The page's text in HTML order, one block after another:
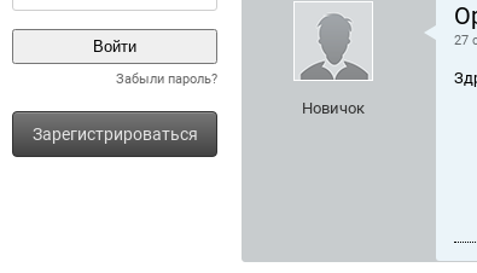
Забыли пароль?
Зарегистрироваться
Новичок
27